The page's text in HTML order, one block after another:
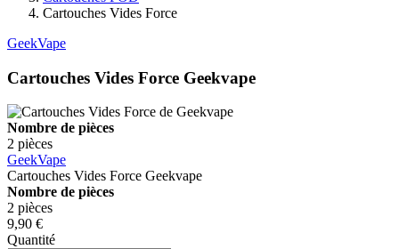
Cartouches Vides Force
GeekVape
Cartouches Vides Force Geekvape
Nombre de pièces
2 pièces
GeekVape
Cartouches Vides Force Geekvape
Nombre de pièces
2 pièces
9,90 €
Quantité